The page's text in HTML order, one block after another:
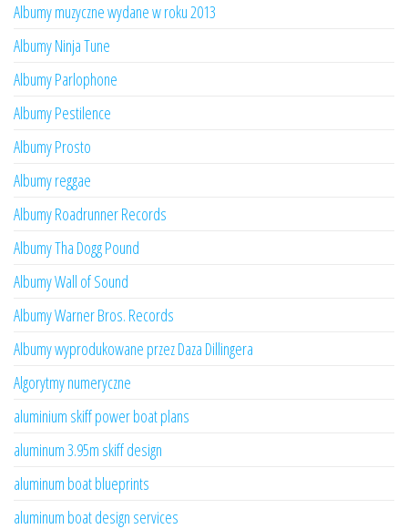
Albumy muzyczne wydane w roku 2013
Albumy Ninja Tune
Albumy Parlophone
Albumy Pestilence
Albumy Prosto
Albumy reggae
Albumy Roadrunner Records
Albumy Tha Dogg Pound
Albumy Wall of Sound
Albumy Warner Bros. Records
Albumy wyprodukowane przez Daza Dillingera
Algorytmy numeryczne
aluminium skiff power boat plans
aluminum 3.95m skiff design
aluminum boat blueprints
aluminum boat design services